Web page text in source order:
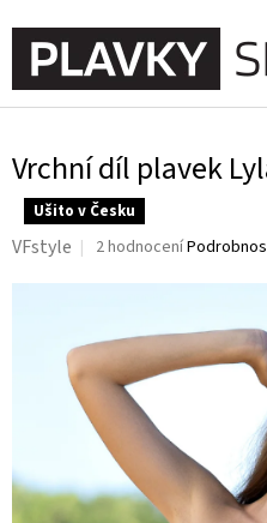
na
obsah
Vrchní díl plavek
Ušito v Česku
Průměrné
produktu
5,0
z
hvězdiček.
2 hodnocení
VFstyle